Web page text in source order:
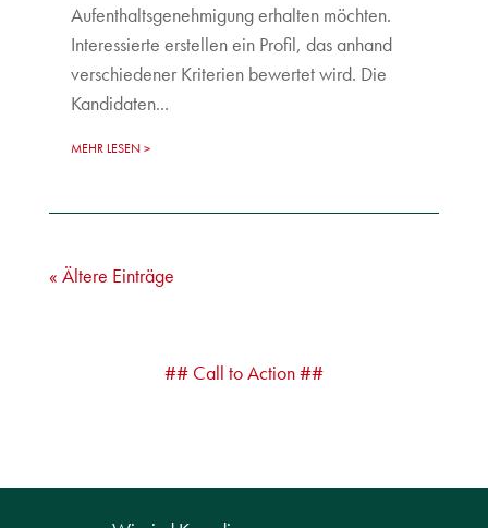
Aufenthaltsgenehmigung erhalten möchten.
Interessierte erstellen ein Profil, das anhand
verschiedener Kriterien bewertet wird. Die
Kandidaten...
MEHR LESEN
« Ältere Einträge
## Call to Action ##